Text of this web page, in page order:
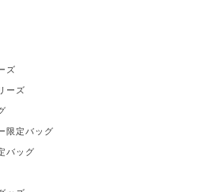
ズ
ーズ
限定バッグ
バッグ